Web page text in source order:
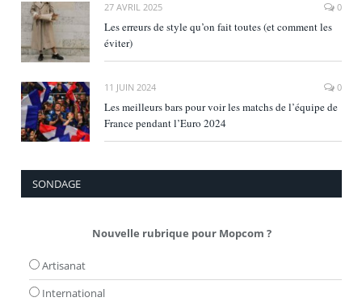
27 AVRIL 2025 0
Les erreurs de style qu’on fait toutes (et comment les
éviter)
11 JUIN 2024 0
Les meilleurs bars pour voir les matchs de l’équipe de
France pendant l’Euro 2024
SONDAGE
Nouvelle rubrique pour Mopcom ?
Artisanat
International